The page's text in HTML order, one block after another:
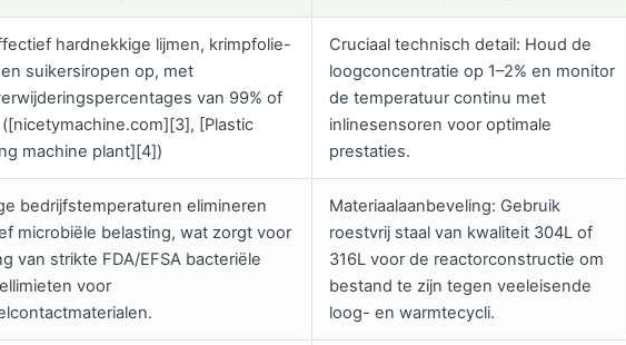
hardnekkige lijmen, krimpfolie-
suikersiropen op, met
van 99% of
[Plastic
machine plant][4])
Cruciaal technisch detail: Houd de
loogconcentratie op 1–2% en monitor
de temperatuur continu met
inlinesensoren voor optimale
prestaties.
bedrijfstemperaturen elimineren
microbiële belasting, wat zorgt voor
van strikte FDA/EFSA bacteriële
voor
Materiaalaanbeveling: Gebruik
roestvrij staal van kwaliteit 304L of
316L voor de reactorconstructie om
bestand te zijn tegen veeleisende
loog- en warmtecycli.